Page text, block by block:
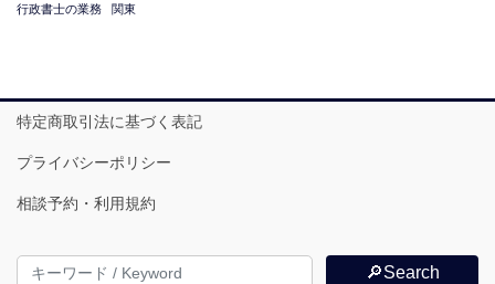
行政書士の業務 関東
特定商取引法に基づく表記
プライバシーポリシー
相談予約・利用規約
🔎Search